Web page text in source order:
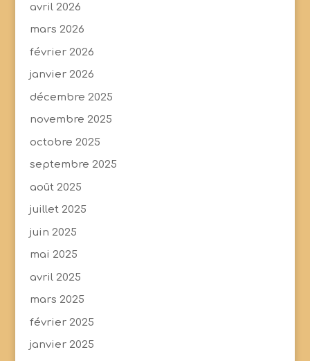
avril 2026
mars 2026
février 2026
janvier 2026
décembre 2025
novembre 2025
octobre 2025
septembre 2025
août 2025
juillet 2025
juin 2025
mai 2025
avril 2025
mars 2025
février 2025
janvier 2025